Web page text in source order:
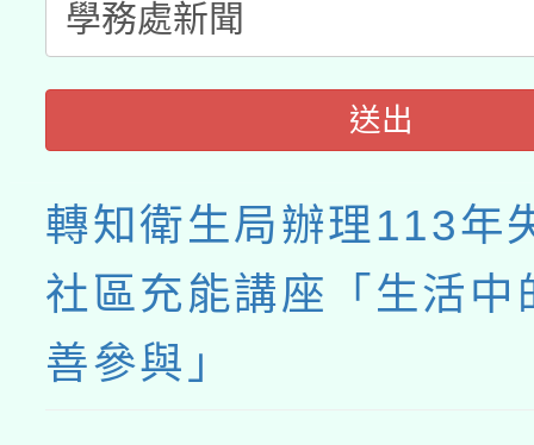
送出
轉知衛生局辦理113年
社區充能講座「生活中
善參與」